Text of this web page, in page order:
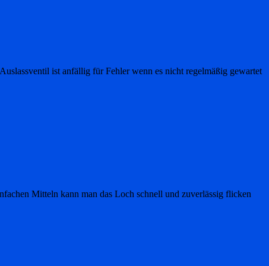
ist anfällig für Fehler wenn es nicht regelmäßig gewartet
Mitteln kann man das Loch schnell und zuverlässig flicken